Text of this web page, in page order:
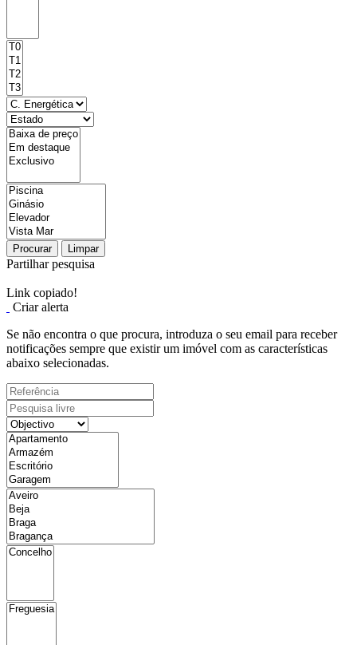
Procurar Limpar
Partilhar pesquisa
Link copiado!
Criar alerta
Se não encontra o que procura, introduza o seu email para receber
notificações sempre que existir um imóvel com as características
abaixo selecionadas.